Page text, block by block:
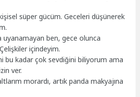
süper gücüm. Geceleri düşünerek
uyanamayan ben, gece olunca
içindeyim.
bu kadar çok sevdiğini biliyorum ama
ver.
morardı, artık panda makyajına